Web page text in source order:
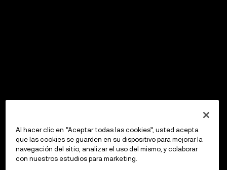
Al hacer clic en “Aceptar todas las cookies”, usted acepta
que las cookies se guarden en su dispositivo para mejorar la
navegación del sitio, analizar el uso del mismo, y colaborar
con nuestros estudios para marketing.